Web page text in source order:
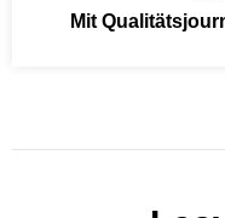
Mit